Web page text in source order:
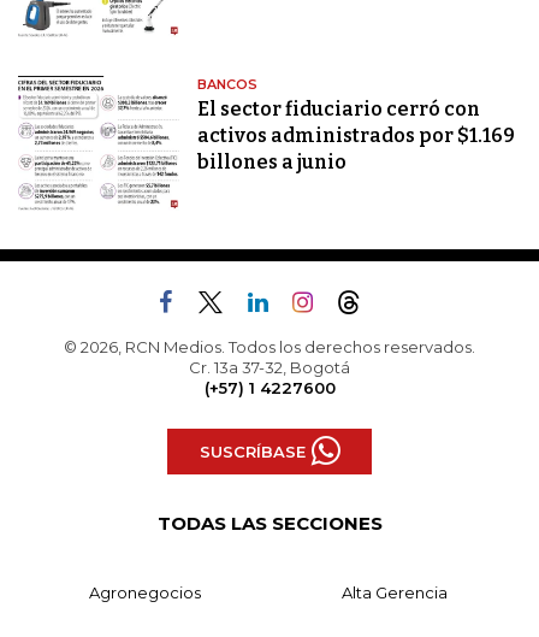
BANCOS
El sector fiduciario cerró con
activos administrados por $1.169
billones a junio
© 2026, RCN Medios. Todos los derechos reservados.
Cr. 13a 37-32, Bogotá
(+57) 1 4227600
SUSCRÍBASE
TODAS LAS SECCIONES
Agronegocios Alta Gerencia